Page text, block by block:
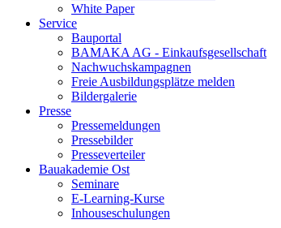
White Paper
Service
Bauportal
BAMAKA AG - Einkaufsgesellschaft
Nachwuchskampagnen
Freie Ausbildungsplätze melden
Bildergalerie
Presse
Pressemeldungen
Pressebilder
Presseverteiler
Bauakademie Ost
Seminare
E-Learning-Kurse
Inhouseschulungen